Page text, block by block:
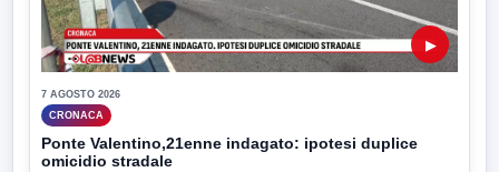
▶
7 AGOSTO 2026
CRONACA
Ponte Valentino,21enne indagato: ipotesi duplice
omicidio stradale